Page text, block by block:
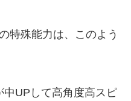
特殊能力は、このよう
UPして高角度高スピ